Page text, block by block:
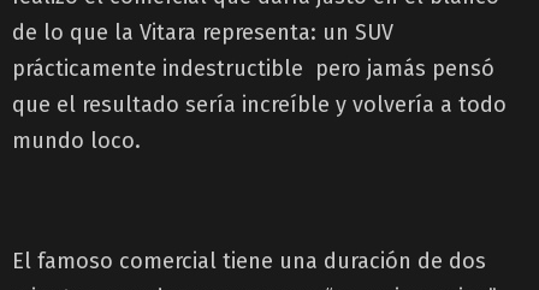
de lo que la Vitara representa: un SUV
prácticamente indestructible pero jamás pensó
que el resultado sería increíble y volvería a todo
mundo loco.
El famoso comercial tiene una duración de dos